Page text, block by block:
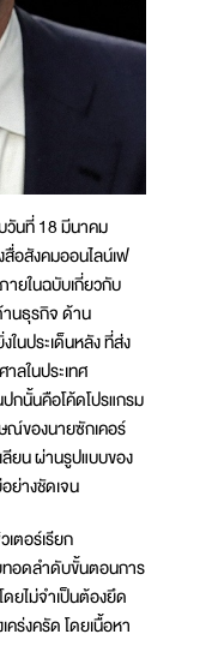
นที่ 18 มีนาคม
อสังคมออนไลน์เฟ
ายในฉบับเกี่ยวกับ
นธุรกิจ ด้าน
ในประเด็นหลัง ที่ส่ง
ลในประเทศ
กนั้นคือโค้ดโปรแกรม
ณ์ของนายซักเคอร์
ลียน ผ่านรูปแบบของ
ย่างชัดเจน
ตอร์เรียก
ทอดลำดับขั้นตอนการ
ยไม่จำเป็นต้องยึด
ร่งครัด โดยเนื้อหา